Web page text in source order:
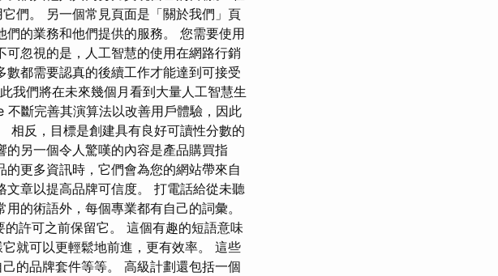
們。 另一個常見頁面是「關於我們」頁
的業務和他們提供的服務。 您需要使用
忽視的是，人工智慧的使用在網路行銷
都需要認真的後續工作才能達到可接受
我們將在未來幾個月看到大量人工智慧生
斷完善其演算法以改善用戶體驗，因此
相反，目標是創建具有良好可讀性分數的
另一個令人驚嘆的內容是產品購買指
更多資訊時，它們會為您的網站帶來自
章以提高品牌可信度。 打電話給從未聽
的術語外，每個專業都有自己的詞彙。
許可之前保留它。 這個有趣的短語意味
就可以更輕鬆地前進，更有效率。 這些
的品牌套件等等。 高級計劃還包括一個